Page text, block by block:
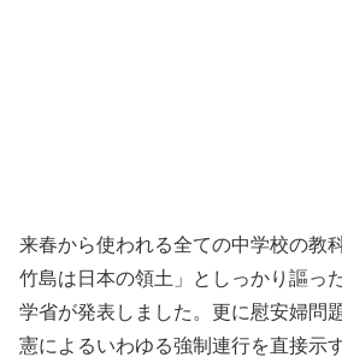
来春から使われる全ての中学校の教
竹島は日本の領土」としっかり謳っ
学省が発表しました。更に慰安婦問
憲によるいわゆる強制連行を直接示